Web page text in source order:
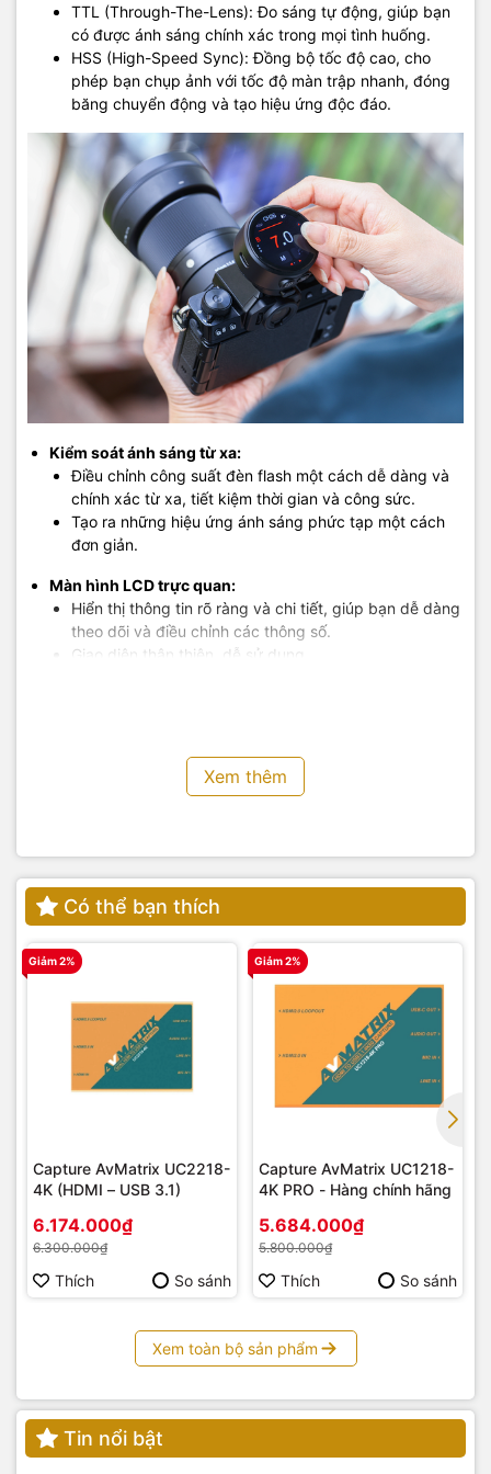
TTL (Through-The-Lens): Đo sáng tự động, giúp bạn
có được ánh sáng chính xác trong mọi tình huống.
HSS (High-Speed Sync): Đồng bộ tốc độ cao, cho
phép bạn chụp ảnh với tốc độ màn trập nhanh, đóng
băng chuyển động và tạo hiệu ứng độc đáo.
Kiểm soát ánh sáng từ xa:
Điều chỉnh công suất đèn flash một cách dễ dàng và
chính xác từ xa, tiết kiệm thời gian và công sức.
Tạo ra những hiệu ứng ánh sáng phức tạp một cách
đơn giản.
Màn hình LCD trực quan:
Hiển thị thông tin rõ ràng và chi tiết, giúp bạn dễ dàng
theo dõi và điều chỉnh các thông số.
Giao diện thân thiện, dễ sử dụng.
Tạo ra những setup ánh sáng phức tạp với độ chính
Chất liệu cao cấp, đảm bảo độ bền bỉ theo thời gian.
Jinbei TR-Q8 Dành Cho:
trang, ảnh sự kiện,...
Nhà làm phim: Tạo hiệu ứng ánh sáng đặc biệt cho các
Người đam mê nhiếp ảnh: Nâng cao kỹ năng và sáng tạo
với ánh sáng.
Xem thêm
Có thể bạn thích
Giảm 2%
Capture AvMatrix UC2218-
4K (HDMI – USB 3.1)
6.174.000₫
6.300.000₫
Thích So sánh
Giảm 2%
Capture AvMatrix UC1218-
4K PRO - Hàng chính hãng
5.684.000₫
5.800.000₫
Thích So sánh
Xem toàn bộ sản phẩm
Tin nổi bật